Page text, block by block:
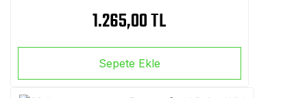
1.265,00 TL
Sepete Ekle